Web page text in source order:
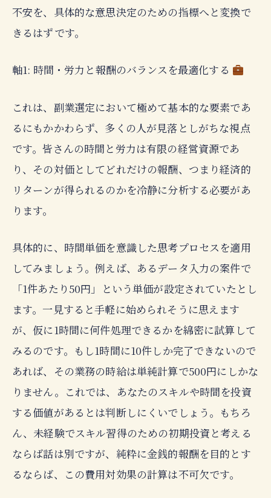
不安を、具体的な意思決定のための指標へと変換で
きるはずです。
軸1: 時間・労力と報酬のバランスを最適化する
これは、副業選定において極めて基本的な要素であ
るにもかかわらず、多くの人が見落としがちな視点
です。皆さんの時間と労力は有限の経営資源であ
り、その対価としてどれだけの報酬、つまり経済的
リターンが得られるのかを冷静に分析する必要があ
ります。
具体的に、時間単価を意識した思考プロセスを適用
してみましょう。例えば、あるデータ入力の案件で
「1件あたり50円」という単価が設定されていたとし
ます。一見すると手軽に始められそうに思えます
が、仮に1時間に何件処理できるかを綿密に試算して
みるのです。もし1時間に10件しか完了できないので
あれば、その業務の時給は単純計算で500円にしかな
りません。これでは、あなたのスキルや時間を投資
する価値があるとは判断しにくいでしょう。もちろ
ん、未経験でスキル習得のための初期投資と考える
ならば話は別ですが、純粋に金銭的報酬を目的とす
るならば、この費用対効果の計算は不可欠です。